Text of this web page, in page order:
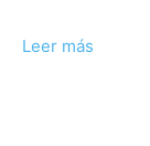
Leer más